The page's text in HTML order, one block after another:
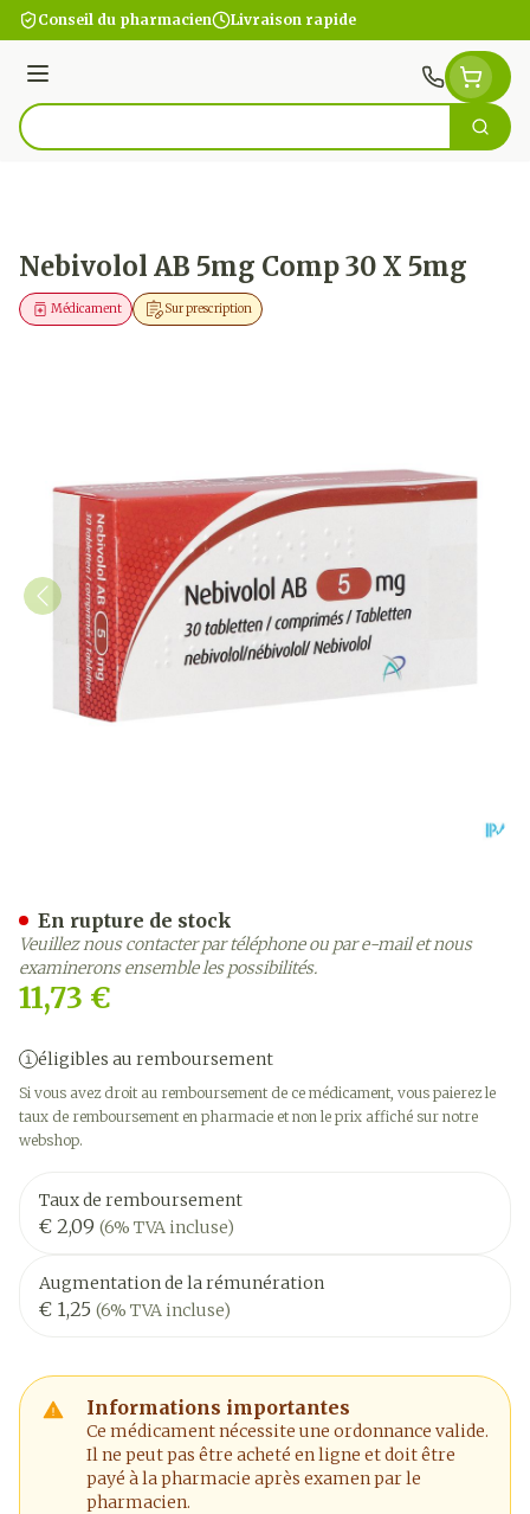
Aller au contenu
Conseil du pharmacien Livraison rapide
Menu
Rechercher
Nebivolol AB 5mg Comp 30 X 5mg
Sur prescription
Médicament
11,73 €
éligibles au remboursement
Si vous avez droit au remboursement de ce médicament, vous paierez le
taux de remboursement en pharmacie et non le prix affiché sur notre
webshop.
Taux de remboursement
€ 2,09 (6% TVA incluse)
Augmentation de la rémunération
€ 1,25 (6% TVA incluse)
Informations importantes
Ce médicament nécessite une ordonnance valide.
Il ne peut pas être acheté en ligne et doit être
payé à la pharmacie après examen par le
pharmacien.
En rupture de stock
Veuillez nous contacter par téléphone ou par e-mail et nous
examinerons ensemble les possibilités.